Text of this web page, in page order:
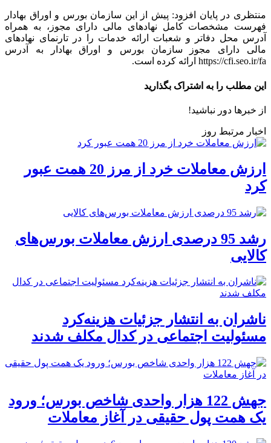
منتظری در پایان افزود: پیش از این سازمان بورس و اوراق بهادار
فهرست مشخصات کامل نهادهای مالی دارای مجوز، به همراه
آدرس محل دفاتر و شعبات ارائه خدمات را در تارنمای نهادهای
مالی دارای مجوز سازمان بورس و اوراق بهادار به آدرس
https://cfi.seo.ir/fa ارائه کرده است.
این مطلب را به اشتراک بگذارید
از خبرها دور نباشید!
اخبار مرتبط روز
ارزش معاملات خرد از مرز 20 همت عبور
کرد
رشد 95 درصدی ارزش معاملات بورس‌های
کالایی
ناشران به انتشار جزئیات هزینه‌کرد
مسئولیت اجتماعی در کدال مکلف شدند
جهش 122 هزار واحدی شاخص بورس؛ ورود
یک همت پول حقیقی در آغاز معاملات